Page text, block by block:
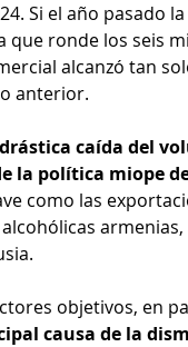
Si el año pasado
que ronde los seis
alcanzó tan
anterior.
caída del
la política miope
como las
armenias,
objetivos, en
causa de la